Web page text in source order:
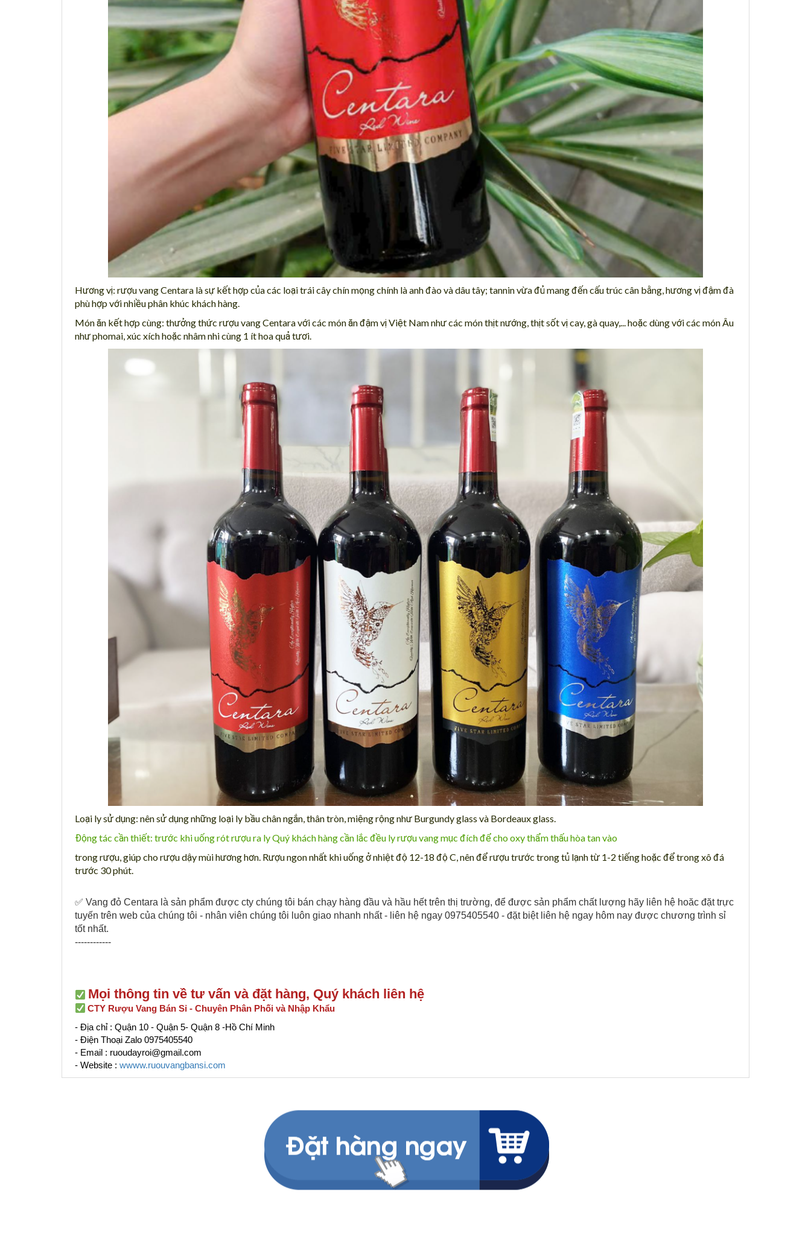
Hương vị: rượu vang Centara là sự kết hợp của các loại trái cây chín mọng chính là anh đào và dâu tây; tannin vừa đủ mang đến cấu trúc cân bằng, hương vị đậm đà
phù hợp với nhiều phân khúc khách hàng.
Món ăn kết hợp cùng: thưởng thức rượu vang Centara với các món ăn đậm vị Việt Nam như các món thịt nướng, thịt sốt vị cay, gà quay,... hoặc dùng với các món Âu
như phomai, xúc xích hoặc nhâm nhi cùng 1 ít hoa quả tươi.
Loại ly sử dụng: nên sử dụng những loại ly bầu chân ngắn, thân tròn, miệng rộng như Burgundy glass và Bordeaux glass.
Động tác cần thiết: trước khi uống rót rượu ra ly Quý khách hàng cần lắc đều ly rượu vang mục đích để cho oxy thẩm thấu hòa tan vào
trong rượu, giúp cho rượu dậy mùi hương hơn. Rượu ngon nhất khi uống ở nhiệt độ 12-18 độ C, nên để rượu trước trong tủ lạnh từ 1-2 tiếng hoặc để trong xô đá
trước 30 phút.
✅ Vang đỏ Centara là sản phẩm được cty chúng tôi bán chạy hàng đầu và hầu hết trên thị trường, để được sản phẩm chất lượng hãy liên hệ hoăc đặt trực
tuyến trên web của chúng tôi - nhân viên chúng tôi luôn giao nhanh nhất - liên hệ ngay 0975405540 - đặt biệt liên hệ ngay hôm nay được chương trình sỉ
tốt nhất.
------------
Mọi thông tin về tư vấn và đặt hàng, Quý khách liên hệ
CTY Rượu Vang Bán Sỉ - Chuyên Phân Phối và Nhập Khẩu
- Địa chỉ : Quận 10 - Quận 5- Quận 8 -Hồ Chí Minh
- Điện Thoại Zalo 0975405540
- Email : ruoudayroi@gmail.com
- Website : wwww.ruouvangbansi.com